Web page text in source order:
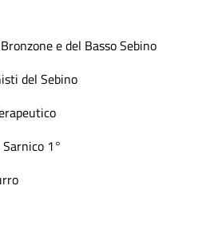
e del Basso Sebino
del Sebino
1°